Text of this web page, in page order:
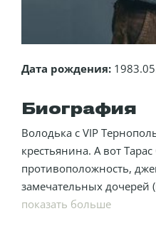
Дата рождения:
Биография
Володька с VIP
крестьянина. А вот
противоположность,
замечательных дочерей
показать больше